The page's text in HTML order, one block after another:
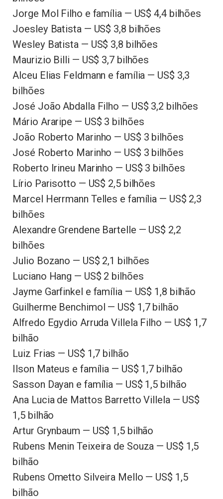
Jorge Mol Filho e família — US$ 4,4 bilhões
Joesley Batista — US$ 3,8 bilhões
Wesley Batista — US$ 3,8 bilhões
Maurizio Billi — US$ 3,7 bilhões
Alceu Elias Feldmann e família — US$ 3,3
bilhões
José João Abdalla Filho — US$ 3,2 bilhões
Mário Araripe — US$ 3 bilhões
João Roberto Marinho — US$ 3 bilhões
José Roberto Marinho — US$ 3 bilhões
Roberto Irineu Marinho — US$ 3 bilhões
Lírio Parisotto — US$ 2,5 bilhões
Marcel Herrmann Telles e família — US$ 2,3
bilhões
Alexandre Grendene Bartelle — US$ 2,2
bilhões
Julio Bozano — US$ 2,1 bilhões
Luciano Hang — US$ 2 bilhões
Jayme Garfinkel e família — US$ 1,8 bilhão
Guilherme Benchimol — US$ 1,7 bilhão
Alfredo Egydio Arruda Villela Filho — US$ 1,7
bilhão
Luiz Frias — US$ 1,7 bilhão
Ilson Mateus e família — US$ 1,7 bilhão
Sasson Dayan e família — US$ 1,5 bilhão
Ana Lucia de Mattos Barretto Villela — US$
1,5 bilhão
Artur Grynbaum — US$ 1,5 bilhão
Rubens Menin Teixeira de Souza — US$ 1,5
bilhão
Rubens Ometto Silveira Mello — US$ 1,5
bilhão